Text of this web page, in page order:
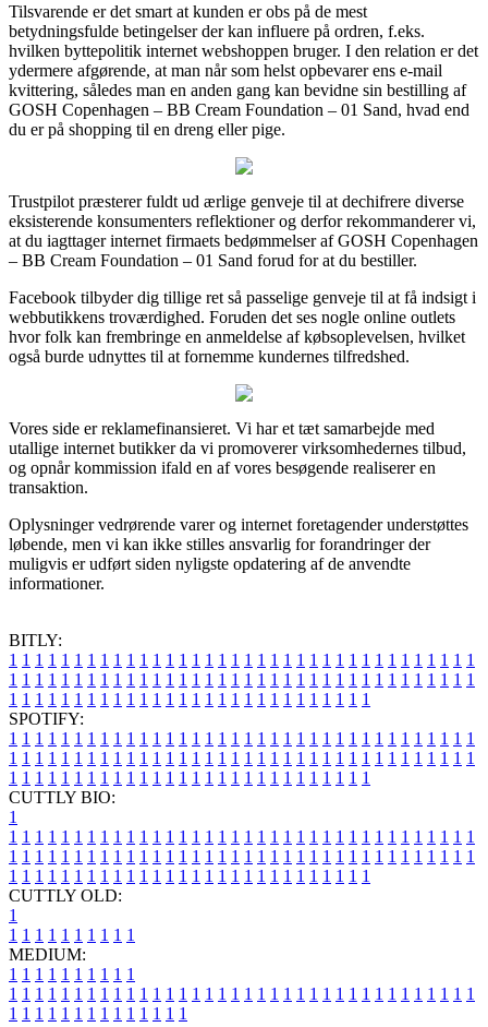
Tilsvarende er det smart at kunden er obs på de mest
betydningsfulde betingelser der kan influere på ordren, f.eks.
hvilken byttepolitik internet webshoppen bruger. I den relation er det
ydermere afgørende, at man når som helst opbevarer ens e-mail
kvittering, således man en anden gang kan bevidne sin bestilling af
GOSH Copenhagen – BB Cream Foundation – 01 Sand, hvad end
du er på shopping til en dreng eller pige.
Trustpilot præsterer fuldt ud ærlige genveje til at dechifrere diverse
eksisterende konsumenters reflektioner og derfor rekommanderer vi,
at du iagttager internet firmaets bedømmelser af GOSH Copenhagen
– BB Cream Foundation – 01 Sand forud for at du bestiller.
Facebook tilbyder dig tillige ret så passelige genveje til at få indsigt i
webbutikkens troværdighed. Foruden det ses nogle online outlets
hvor folk kan frembringe en anmeldelse af købsoplevelsen, hvilket
også burde udnyttes til at fornemme kundernes tilfredshed.
Vores side er reklamefinansieret. Vi har et tæt samarbejde med
utallige internet butikker da vi promoverer virksomhedernes tilbud,
og opnår kommission ifald en af vores besøgende realiserer en
transaktion.
Oplysninger vedrørende varer og internet foretagender understøttes
løbende, men vi kan ikke stilles ansvarlig for forandringer der
muligvis er udført siden nyligste opdatering af de anvendte
informationer.
BITLY:
1 1 1 1 1 1 1 1 1 1 1 1 1 1 1 1 1 1 1 1 1 1 1 1 1 1 1 1 1 1 1 1 1 1 1 1
1 1 1 1 1 1 1 1 1 1 1 1 1 1 1 1 1 1 1 1 1 1 1 1 1 1 1 1 1 1 1 1 1 1 1 1
1 1 1 1 1 1 1 1 1 1 1 1 1 1 1 1 1 1 1 1 1 1 1 1 1 1 1 1
SPOTIFY:
1 1 1 1 1 1 1 1 1 1 1 1 1 1 1 1 1 1 1 1 1 1 1 1 1 1 1 1 1 1 1 1 1 1 1 1
1 1 1 1 1 1 1 1 1 1 1 1 1 1 1 1 1 1 1 1 1 1 1 1 1 1 1 1 1 1 1 1 1 1 1 1
1 1 1 1 1 1 1 1 1 1 1 1 1 1 1 1 1 1 1 1 1 1 1 1 1 1 1 1
CUTTLY BIO:
1
1 1 1 1 1 1 1 1 1 1 1 1 1 1 1 1 1 1 1 1 1 1 1 1 1 1 1 1 1 1 1 1 1 1 1 1
1 1 1 1 1 1 1 1 1 1 1 1 1 1 1 1 1 1 1 1 1 1 1 1 1 1 1 1 1 1 1 1 1 1 1 1
1 1 1 1 1 1 1 1 1 1 1 1 1 1 1 1 1 1 1 1 1 1 1 1 1 1 1 1
CUTTLY OLD:
1
1 1 1 1 1 1 1 1 1 1
MEDIUM:
1 1 1 1 1 1 1 1 1 1
1 1 1 1 1 1 1 1 1 1 1 1 1 1 1 1 1 1 1 1 1 1 1 1 1 1 1 1 1 1 1 1 1 1 1 1
1 1 1 1 1 1 1 1 1 1 1 1 1 1